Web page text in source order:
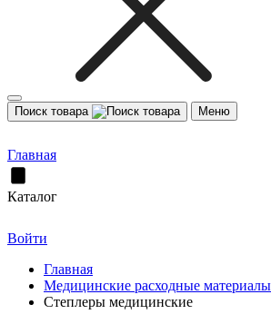
Поиск товара Меню
Главная
Каталог
Войти
Главная
Медицинские расходные материалы
Степлеры медицинские